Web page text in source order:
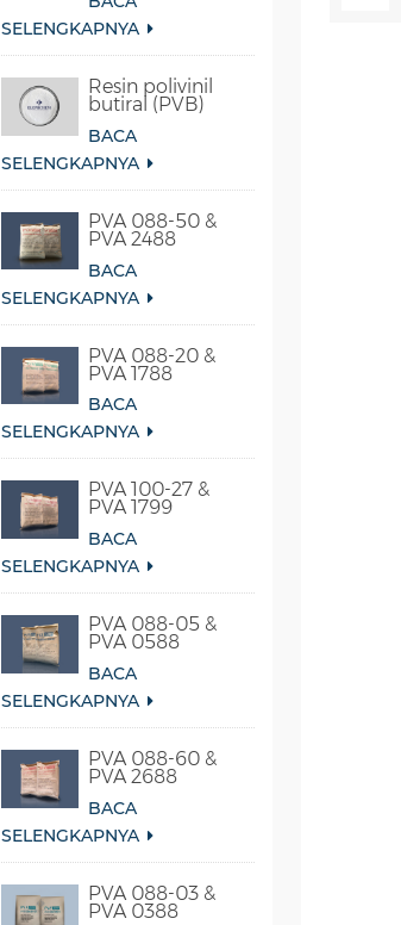
SELENGKAPNYA
Resin polivinil
butiral (PVB)
BACA
SELENGKAPNYA
PVA 088-50 &
PVA 2488
BACA
SELENGKAPNYA
PVA 088-20 &
PVA 1788
BACA
SELENGKAPNYA
PVA 100-27 &
PVA 1799
BACA
SELENGKAPNYA
PVA 088-05 &
PVA 0588
BACA
SELENGKAPNYA
PVA 088-60 &
PVA 2688
BACA
SELENGKAPNYA
PVA 088-03 &
PVA 0388